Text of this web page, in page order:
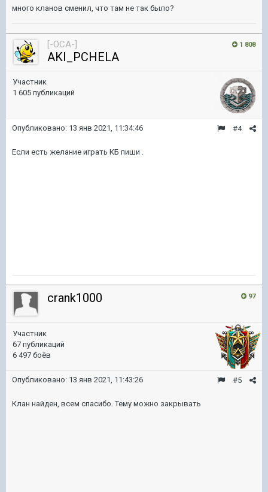
много кланов сменил, что там не так было?
1 808
[-OCA-]
AKI_PCHELA
Участник
1 605 публикаций
#4
Опубликовано: 13 янв 2021, 11:34:46
Если есть желание играть КБ пиши .
97
crank1000
Участник
67 публикаций
6 497 боёв
#5
Опубликовано: 13 янв 2021, 11:43:26
Клан найден, всем спасибо. Тему можно закрывать